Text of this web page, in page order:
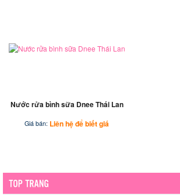
Nước rửa bình sữa Dnee Thái Lan
Giá bán: Liên hệ để biết giá